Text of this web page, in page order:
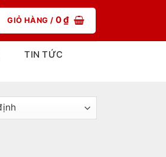
GIỎ HÀNG / 0₫
TIN TỨC